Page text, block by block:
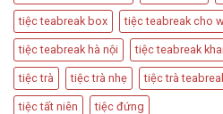
tiệc teabreak box tiệc teabreak cho
tiệc teabreak hà nội tiệc teabreak
tiệc trà tiệc trà nhẹ tiệc trà
tiệc tất niên tiệc đứng